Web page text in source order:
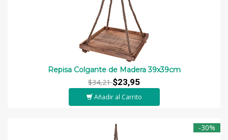
Repisa Colgante de Madera 39x39cm
$34,21$23,95
Añadir al Carrito
-30%